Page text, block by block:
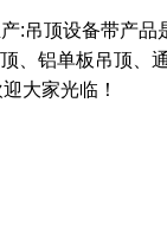
:吊顶设备带产品
、铝单板吊顶、
大家光临！